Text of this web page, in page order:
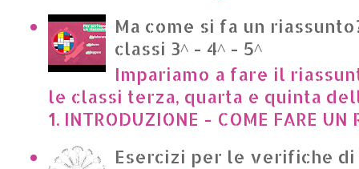
Ma come si fa un
classi 3^ - 4^ - 5^
Impariamo a fare il
le classi terza, quarta e quinta
1. INTRODUZIONE - COME FARE UN
Esercizi per le verifiche